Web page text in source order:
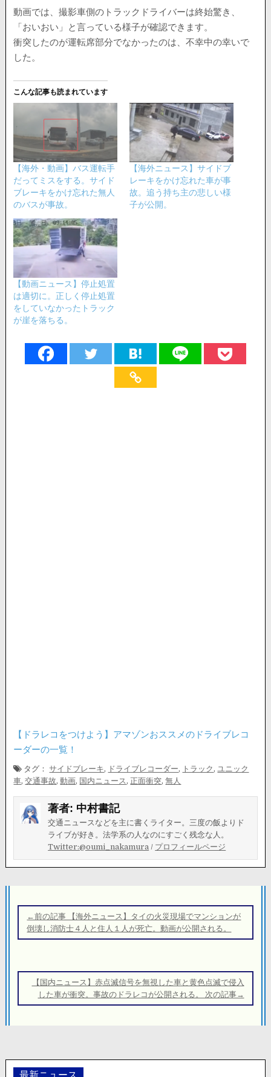
動画では、撮影車側のトラックドライバーは終始驚き、
「おいおい」と言っている様子が確認できます。
衝突したのが運転席部分でなかったのは、不幸中の幸いで
した。
こんな記事も読まれています
【海外・動画】バス運転手
だってミスをする。サイド
ブレーキをかけ忘れた無人
のバスが事故。
【海外ニュース】サイドブ
レーキをかけ忘れた車が事
故。追う持ち主の悲しい様
子が公開。
【動画ニュース】停止処置
は適切に。正しく停止処置
をしていなかったトラック
が崖を落ちる。
【ドラレコをつけよう】アマゾンおススメのドライブレコ
ーダーの一覧！
タグ：サイドブレーキ, ドライブレコーダー, トラック , ユニック
車,交通事故,動画, 国内ニュース ,正面衝突,無人
著者: 中村書記
交通ニュースなどを主に書くライター。三度の飯よりド
ライブが好き。法学系の人なのにすごく残念な人。
Twitter:@oumi_nakamura / プロフィールページ
稿
ナ
ー
←前の記事 【海外ニュース】タイの火災現場でマンションが
倒壊し消防士４人と住人１人が死亡。動画が公開される。
【国内ニュース】赤点滅信号を無視した車と黄色点滅で侵入
した車が衝突。事故のドラレコが公開される。 次の記事→
最新ニュース